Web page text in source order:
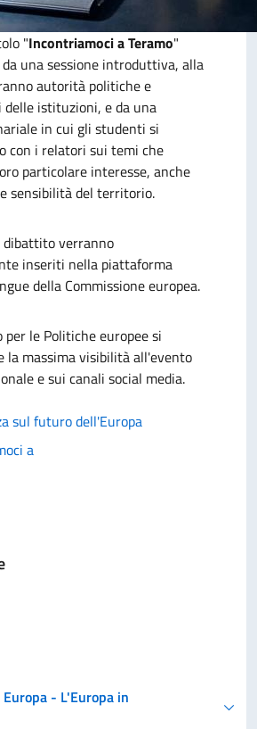
"Incontriamoci a Teramo"
una sessione introduttiva, alla
autorità politiche e
istituzioni, e da una
in cui gli studenti si
con i relatori sui temi che
particolare interesse, anche
sensibilità del territorio.
verranno
inseriti nella piattaforma
della Commissione europea.
le Politiche europee si
la massima visibilità all'evento
e sui canali social media.
sul futuro dell'Europa
a
- L'Europa in